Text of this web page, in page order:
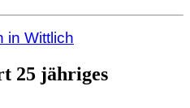
in Wittlich
25 jähriges